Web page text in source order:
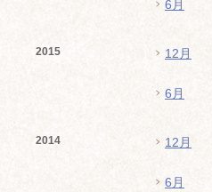
6月
2015 12月
6月
2014 12月
6月